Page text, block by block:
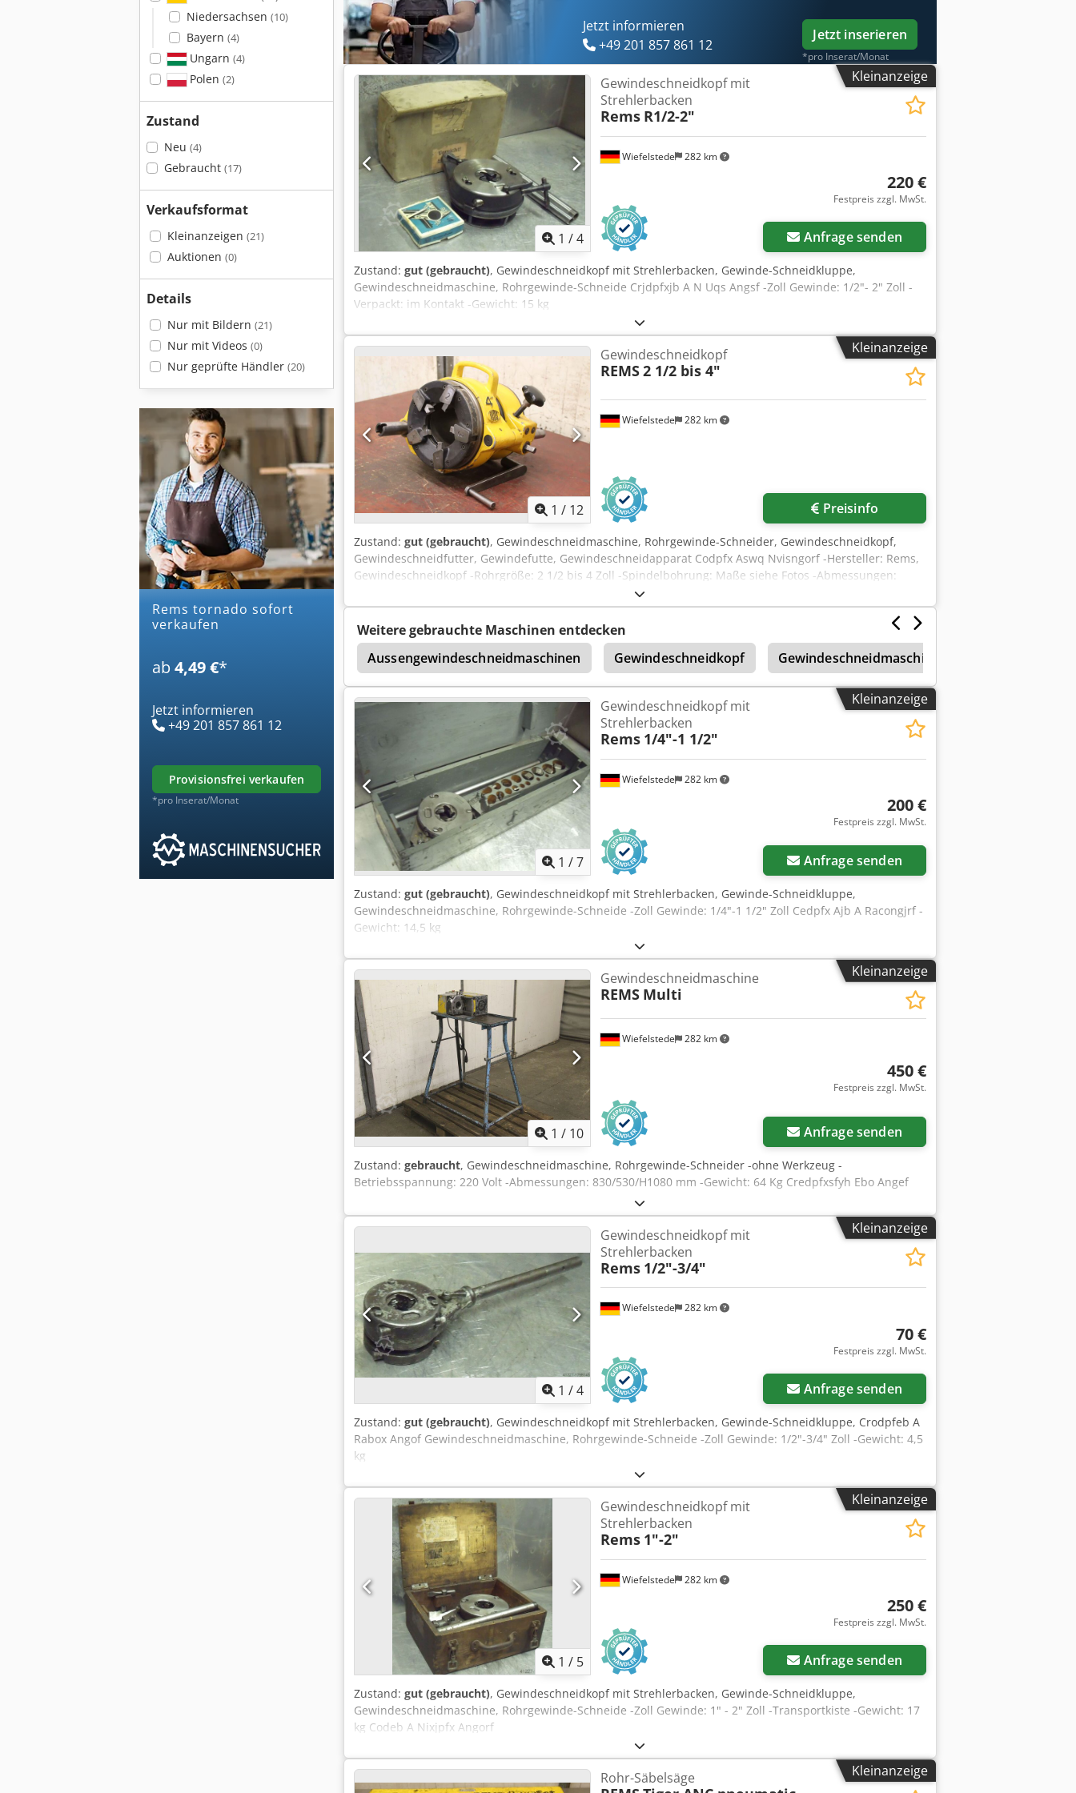
Niedersachsen (10)
Bayern (4)
Ungarn (4)
Polen (2)
Zustand
Neu (4)
Gebraucht (17)
Verkaufsformat
Kleinanzeigen (21)
Auktionen (0)
Details
Nur mit Bildern (21)
Nur mit Videos (0)
Nur geprüfte Händler (20)
rems tornado sofort
verkaufen
ab 4,49 €*
Jetzt informieren
+49 201 857 861 12
provisionsfrei verkaufen
*pro Inserat/Monat
Jetzt informieren
+49 201 857 861 12
Jetzt inserieren
*pro Inserat/Monat
Kleinanzeige
1 /4
Wiefelstede 282 km
Gewindeschneidkopf mit
Strehlerbacken
Rems R1/2-2"
220 €
Festpreis zzgl. MwSt.
Anfrage senden
Zustand: gut (gebraucht), Gewindeschneidkopf mit Strehlerbacken, Gewinde-Schneidkluppe,
Gewindeschneidmaschine, Rohrgewinde-Schneide Crjdpfxjb A N Uqs Angsf -Zoll Gewinde: 1/2"- 2" Zoll -
Verpackt: im Kontakt -Gewicht: 15 kg
Kleinanzeige
1 / 12
Wiefelstede 282 km
Gewindeschneidkopf
REMS2 1/2 bis 4"
Preisinfo
Zustand: gut (gebraucht), Gewindeschneidmaschine, Rohrgewinde-Schneider, Gewindeschneidkopf,
Gewindeschneidfutter, Gewindefutte, Gewindeschneidapparat Codpfx Aswq Nvisngorf -Hersteller: Rems,
Gewindeschneidkopf -Rohrgröße: 2 1/2 bis 4 Zoll -Spindelbohrung: Maße siehe Fotos -Abmessungen:
Weitere gebrauchte Maschinen entdecken
Aussengewindeschneidmaschinen
Gewindeschneidkopf Gewindeschneidmaschine
Sandvik Brechanlage
Kleinanzeige
1 /7
Wiefelstede 282 km
Gewindeschneidkopf mit
Strehlerbacken
Rems 1/4"-1 1/2"
200 €
Festpreis zzgl. MwSt.
Anfrage senden
Zustand: gut (gebraucht), Gewindeschneidkopf mit Strehlerbacken, Gewinde-Schneidkluppe,
Gewindeschneidmaschine, Rohrgewinde-Schneide -Zoll Gewinde: 1/4"-1 1/2" Zoll Cedpfx Ajb A Racongjrf -
Gewicht: 14,5 kg
Kleinanzeige
1 / 10
Wiefelstede 282 km
Gewindeschneidmaschine
REMS Multi
450 €
Festpreis zzgl. MwSt.
Anfrage senden
Zustand: gebraucht, Gewindeschneidmaschine, Rohrgewinde-Schneider -ohne Werkzeug -
Betriebsspannung: 220 Volt -Abmessungen: 830/530/H1080 mm -Gewicht: 64 Kg Credpfxsfyh Ebo Angef
Kleinanzeige
1 /4
Wiefelstede 282 km
Gewindeschneidkopf mit
Strehlerbacken
Rems 1/2"-3/4"
70 €
Festpreis zzgl. MwSt.
Anfrage senden
Zustand: gut (gebraucht), Gewindeschneidkopf mit Strehlerbacken, Gewinde-Schneidkluppe, Crodpfeb A
Rabox Angof Gewindeschneidmaschine, Rohrgewinde-Schneide -Zoll Gewinde: 1/2"-3/4" Zoll -Gewicht: 4,5
kg
Kleinanzeige
1 / 5
Wiefelstede 282 km
Gewindeschneidkopf mit
Strehlerbacken
Rems 1"-2"
250 €
Festpreis zzgl. MwSt.
Anfrage senden
Zustand: gut (gebraucht), Gewindeschneidkopf mit Strehlerbacken, Gewinde-Schneidkluppe,
Gewindeschneidmaschine, Rohrgewinde-Schneide -Zoll Gewinde: 1" - 2" Zoll -Transportkiste -Gewicht: 17
kg Codeb A Nixjpfx Angorf
Kleinanzeige
Rohr-Säbelsäge